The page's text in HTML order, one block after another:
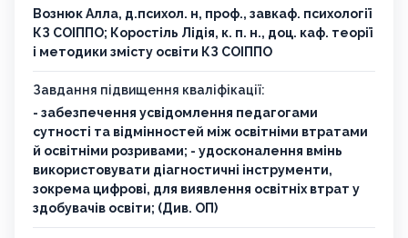
Вознюк Алла, д.психол. н, проф., завкаф. психології
КЗ СОІППО; Коростіль Лідія, к. п. н., доц. каф. теорії
і методики змісту освіти КЗ СОІППО
Завдання підвищення кваліфікації:
- забезпечення усвідомлення педагогами
сутності та відмінностей між освітніми втратами
й освітніми розривами; - удосконалення вмінь
використовувати діагностичні інструменти,
зокрема цифрові, для виявлення освітніх втрат у
здобувачів освіти; (Див. ОП)